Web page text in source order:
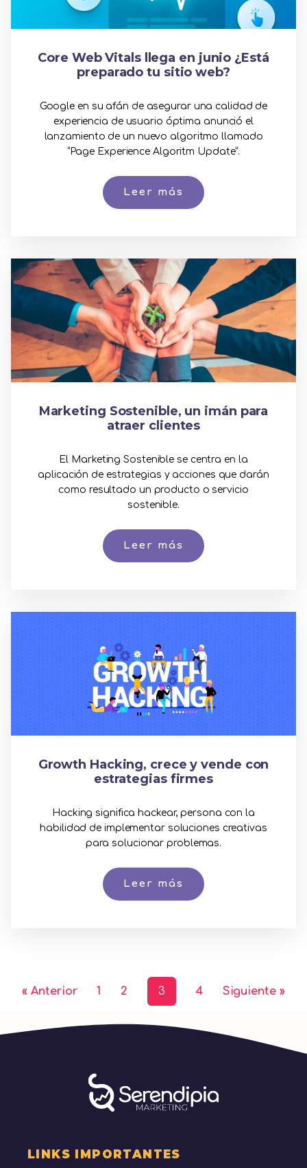
Core Web Vitals llega en junio ¿Está
preparado tu sitio web?
Google en su afán de asegurar una calidad de
experiencia de usuario óptima anunció el
lanzamiento de un nuevo algoritmo llamado
“Page Experience Algoritm Update”.
Leer más
Marketing Sostenible, un imán para
atraer clientes
El Marketing Sostenible se centra en la
aplicación de estrategias y acciones que darán
como resultado un producto o servicio
sostenible.
Leer más
Growth Hacking, crece y vende con
estrategias firmes
Hacking significa hackear, persona con la
habilidad de implementar soluciones creativas
para solucionar problemas.
Leer más
« Anterior 1 2 3 4 Siguiente »
LINKS IMPORTANTES